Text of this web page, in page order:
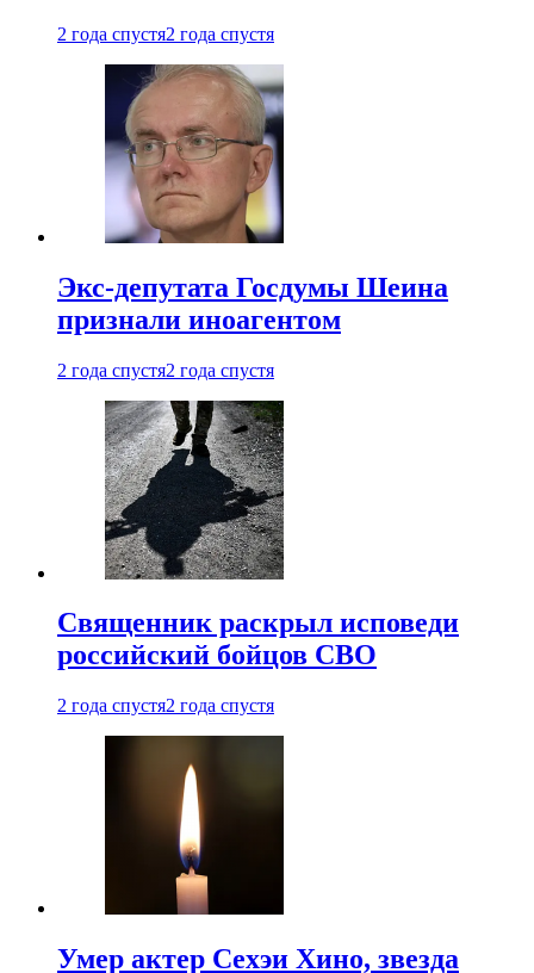
2 года спустя2 года спустя
Экс-депутата Госдумы Шеина
признали иноагентом
2 года спустя2 года спустя
Священник раскрыл исповеди
российский бойцов СВО
2 года спустя2 года спустя
Умер актер Сехэи Хино, звезда